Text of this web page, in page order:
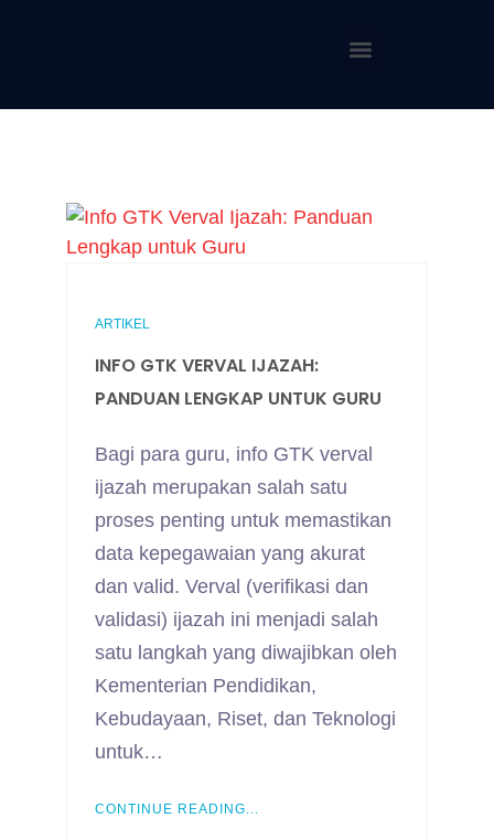
ARTIKEL
INFO GTK VERVAL IJAZAH:
PANDUAN LENGKAP UNTUK GURU
Bagi para guru, info GTK verval
ijazah merupakan salah satu
proses penting untuk memastikan
data kepegawaian yang akurat
dan valid. Verval (verifikasi dan
validasi) ijazah ini menjadi salah
satu langkah yang diwajibkan oleh
Kementerian Pendidikan,
Kebudayaan, Riset, dan Teknologi
untuk…
CONTINUE READING...